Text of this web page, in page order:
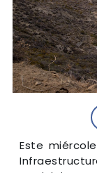
Este